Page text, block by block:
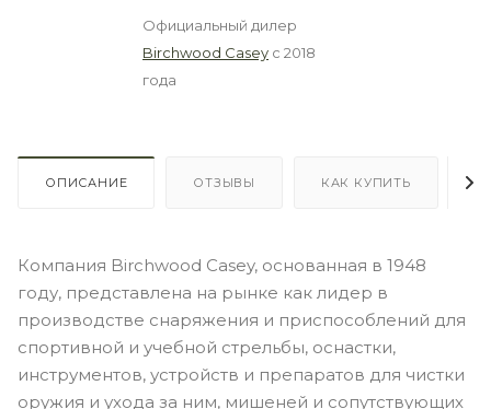
Официальный дилер
Birchwood Casey с 2018
года
ОПИСАНИЕ ОТЗЫВЫ КАК КУПИТЬ
Компания Birchwood Casey, основанная в 1948
году, представлена на рынке как лидер в
производстве снаряжения и приспособлений для
спортивной и учебной стрельбы, оснастки,
инструментов, устройств и препаратов для чистки
оружия и ухода за ним, мишеней и сопутствующих